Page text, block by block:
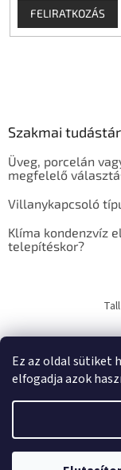
Ez az oldal sütiket
elfogadja azok
FELIRATKOZÁS
Szakmai tudástár
Üveg, porcelán
megfelelő
Villanykapcsoló
Klíma kondenzvíz
telepítéskor?
Copyright 2026